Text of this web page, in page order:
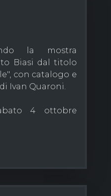
la mostra
Biasi dal titolo
con catalogo e
Ivan Quaroni.
4 ottobre